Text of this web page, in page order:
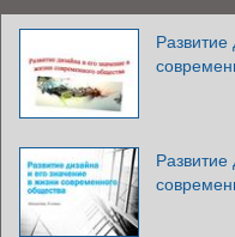
Развитие
Развитие